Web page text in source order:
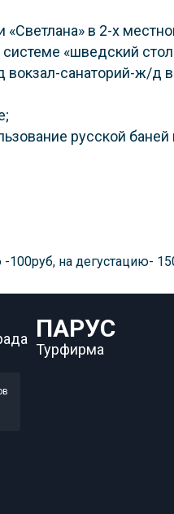
«Светлана» в 2-х
«шведский
санаторий-ж/д
русской
на дегустацию-
ПАРУС
Турфирма